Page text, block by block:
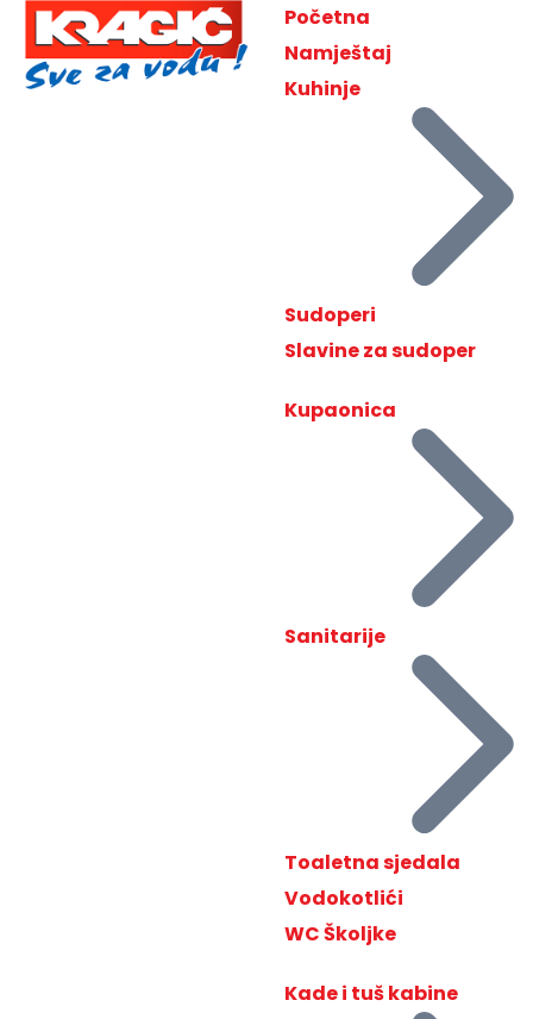
Početna
Namještaj
Kuhinje
Sudoperi
Slavine za sudoper
Kupaonica
Sanitarije
Toaletna sjedala
Vodokotlići
WC Školjke
Kade i tuš kabine